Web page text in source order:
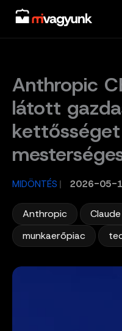
Skip
content
Anthropic
látott
MIDÖNTÉS / 2026-05-
Anthropic Claude
munkaerőpiac